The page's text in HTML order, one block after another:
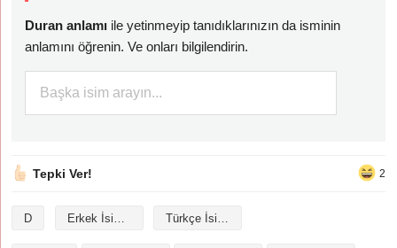
Duran anlamı ile yetinmeyip tanıdıklarınızın da isminin
anlamını öğrenin. Ve onları bilgilendirin.
Tepki Ver! 2
D Erkek İsimleri Türkçe İsimler